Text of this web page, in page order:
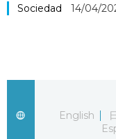
Sociedad 14/04/
English